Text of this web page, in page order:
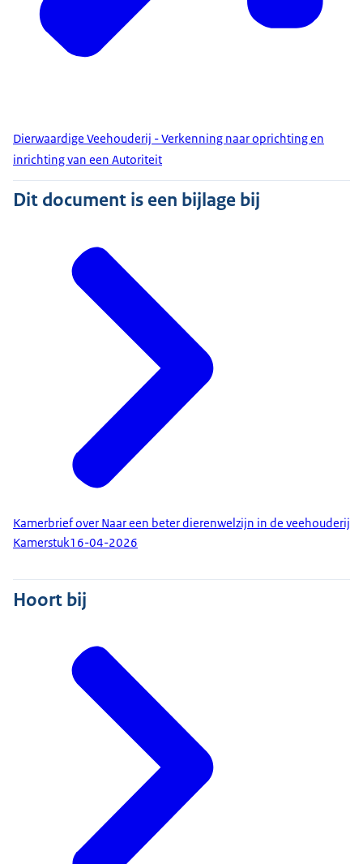
Dierwaardige Veehouderij - Verkenning naar oprichting en
inrichting van een Autoriteit
Dit document is een bijlage bij
Kamerbrief over Naar een beter dierenwelzijn in de veehouderij
Kamerstuk16-04-2026
Hoort bij